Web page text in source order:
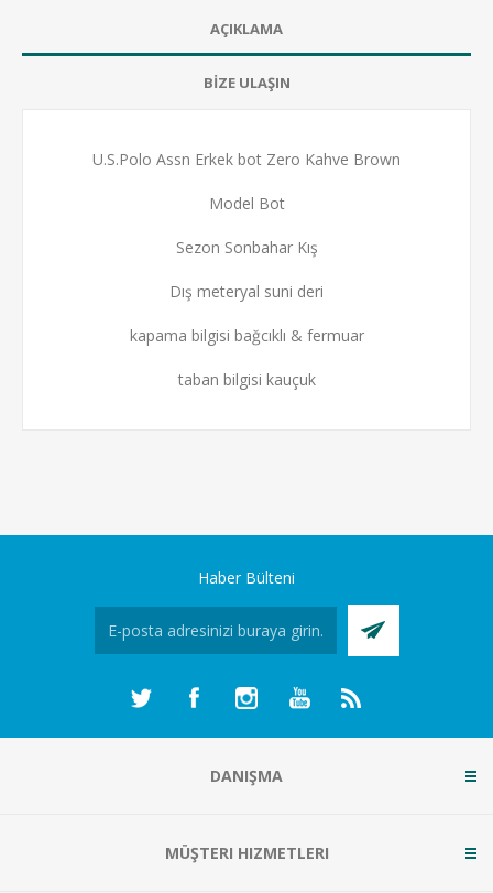
AÇIKLAMA
BİZE ULAŞIN
U.S.Polo Assn Erkek bot Zero Kahve Brown
Model Bot
Sezon Sonbahar Kış
Dış meteryal suni deri
kapama bilgisi bağcıklı & fermuar
taban bilgisi kauçuk
Haber Bülteni
DANIŞMA
MÜŞTERI HIZMETLERI